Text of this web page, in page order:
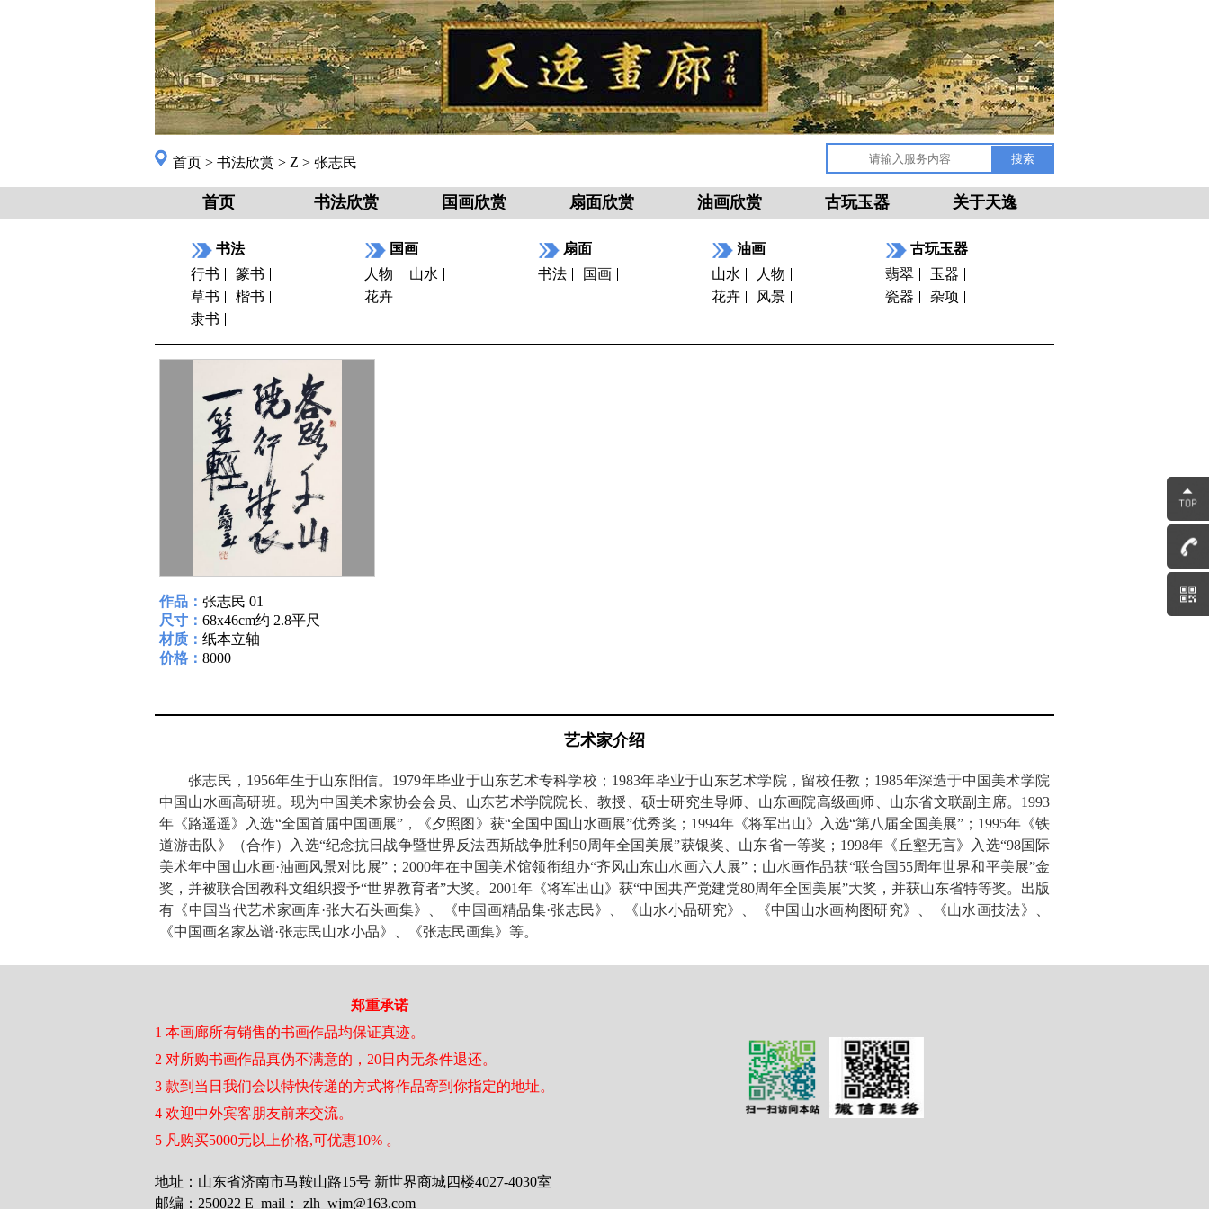
首页 > 书法欣赏 > Z > 张志民
首页 书法欣赏 国画欣赏 扇面欣赏 油画欣赏 古玩玉器 关于天逸
书法
行书
篆书
草书
楷书
隶书
国画
人物
山水
花卉
扇面
书法
国画
油画
山水
人物
花卉
风景
古玩玉器
翡翠
玉器
瓷器
杂项
作品： 张志民 01
尺寸： 68x46cm约 2.8平尺
材质： 纸本立轴
价格： 8000
艺术家介绍
张志民，1956年生于山东阳信。1979年毕业于山东艺术专科学校；1983年毕业于山东艺术学院，留校任教；1985年深造于中国美术学院
中国山水画高研班。现为中国美术家协会会员、山东艺术学院院长、教授、硕士研究生导师、山东画院高级画师、山东省文联副主席。1993
年《路遥遥》入选“全国首届中国画展”，《夕照图》获“全国中国山水画展”优秀奖；1994年《将军出山》入选“第八届全国美展”；1995年《铁
道游击队》（合作）入选“纪念抗日战争暨世界反法西斯战争胜利50周年全国美展”获银奖、山东省一等奖；1998年《丘壑无言》入选“98国际
美术年中国山水画·油画风景对比展”；2000年在中国美术馆领衔组办“齐风山东山水画六人展”；山水画作品获“联合国55周年世界和平美展”金
奖，并被联合国教科文组织授予“世界教育者”大奖。2001年《将军出山》获“中国共产党建党80周年全国美展”大奖，并获山东省特等奖。出版
有《中国当代艺术家画库·张大石头画集》、《中国画精品集·张志民》、《山水小品研究》、《中国山水画构图研究》、《山水画技法》、
《中国画名家丛谱·张志民山水小品》、《张志民画集》等。
郑重承诺
1 本画廊所有销售的书画作品均保证真迹。
2 对所购书画作品真伪不满意的，20日内无条件退还。
3 款到当日我们会以特快传递的方式将作品寄到你指定的地址。
4 欢迎中外宾客朋友前来交流。
5 凡购买5000元以上价格,可优惠10% 。
地址：山东省济南市马鞍山路15号 新世界商城四楼4027-4030室
邮编：250022 E_mail： zlh_wjm@163.com